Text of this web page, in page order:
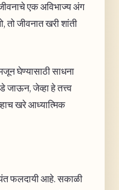
एक अविभाज्य अंग
तो जीवनात खरी शांती
घेण्यासाठी साधना
जेव्हा हे तत्त्व
खरे आध्यात्मिक
फलदायी आहे. सकाळी